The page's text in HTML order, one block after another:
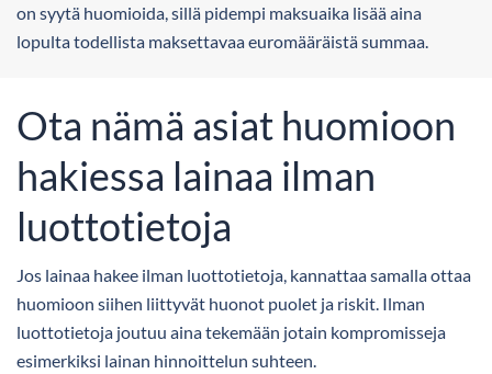
on syytä huomioida, sillä pidempi maksuaika lisää aina
lopulta todellista maksettavaa euromääräistä summaa.
Ota nämä asiat huomioon
hakiessa lainaa ilman
luottotietoja
Jos lainaa hakee ilman luottotietoja, kannattaa samalla ottaa
huomioon siihen liittyvät huonot puolet ja riskit. Ilman
luottotietoja joutuu aina tekemään jotain kompromisseja
esimerkiksi lainan hinnoittelun suhteen.